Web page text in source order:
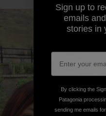
Sign up to
emails
stories in
By clicking the
Patagonia
sending me emails